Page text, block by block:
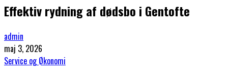
Effektiv rydning af dødsbo i Gentofte
admin
maj 3, 2026
Service og Økonomi